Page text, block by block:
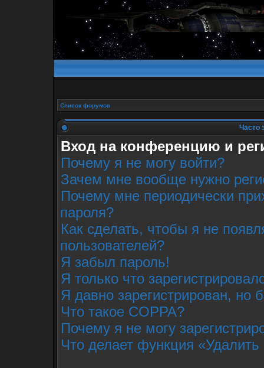
Список форумов
Часто
Вход на конференцию и
Почему я не могу войти?
Зачем мне вообще нужно
Почему мне периодически
пароля?
Как сделать, чтобы я не
пользователей?
Я забыл пароль!
Я только что
Я давно зарегистрирован, но
Что такое COPPA?
Почему я не могу
Что делает функция